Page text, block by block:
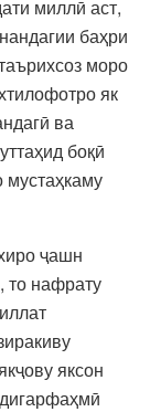
миллӣ аст,
баҳри
моро
як
ва
боқӣ
ҷашн
то нафрату
яксон